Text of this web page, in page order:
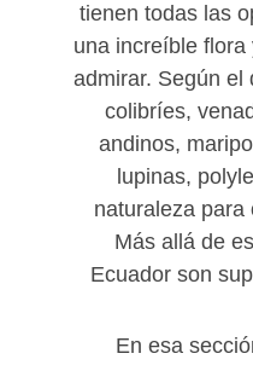
tienen todas las
una increíble
admirar. Según el
colibríes,
andinos,
lupinas,
naturaleza para
Más allá de
Ecuador son
En esa